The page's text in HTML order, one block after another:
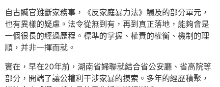
自古贓官難斷家務事，《反家庭暴力法》觸及的部分單元，
也有異樣的疑慮。法令從無到有，再到真正落地，能夠會是
一個很長的經過歷程。標準的掌握、權責的權衡、機制的理
順，并非一揮而就。
實在，早在20年前，湖南省婦聯就結合省公安廳、省高院等
部分，開端了讓公權利干涉家暴的摸索。多年的經歷積聚，